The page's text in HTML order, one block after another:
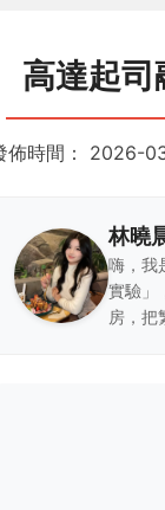
高達起
佈時間： 2026-
林曉
嗨，我
實驗」
房，把